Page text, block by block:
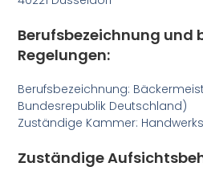
Berufsbezeichnung und
Regelungen:
Berufsbezeichnung:
Bundesrepublik Deutschland)
Zuständige Kammer:
Zuständige